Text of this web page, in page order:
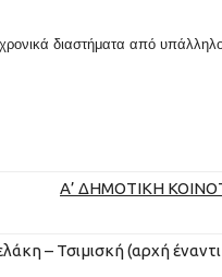
διαστήματα από
Α’ ΔΗΜΟΤΙΚΗ
– Τσιμισκή (αρχή